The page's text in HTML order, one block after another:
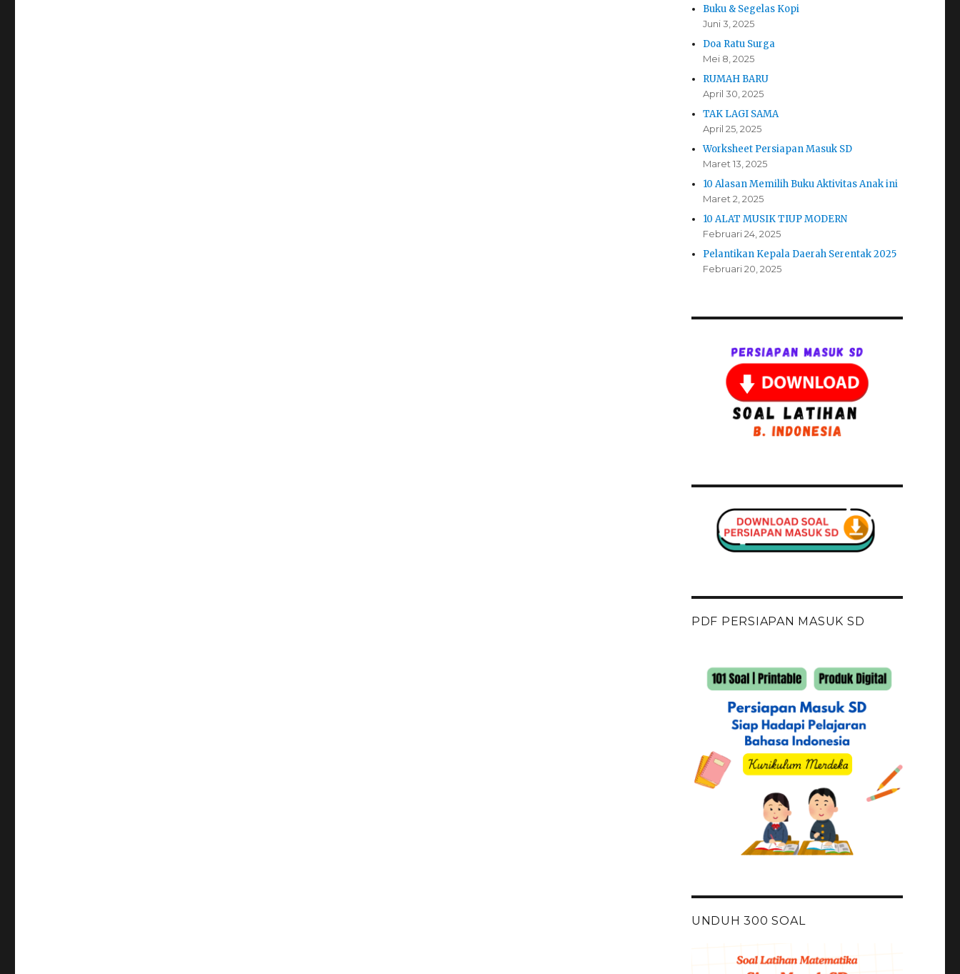
Buku & Segelas Kopi
Juni 3, 2025
Doa Ratu Surga
Mei 8, 2025
RUMAH BARU
April 30, 2025
TAK LAGI SAMA
April 25, 2025
Worksheet Persiapan Masuk SD
Maret 13, 2025
10 Alasan Memilih Buku Aktivitas Anak ini
Maret 2, 2025
10 ALAT MUSIK TIUP MODERN
Februari 24, 2025
Pelantikan Kepala Daerah Serentak 2025
Februari 20, 2025
PDF PERSIAPAN MASUK SD
UNDUH 300 SOAL